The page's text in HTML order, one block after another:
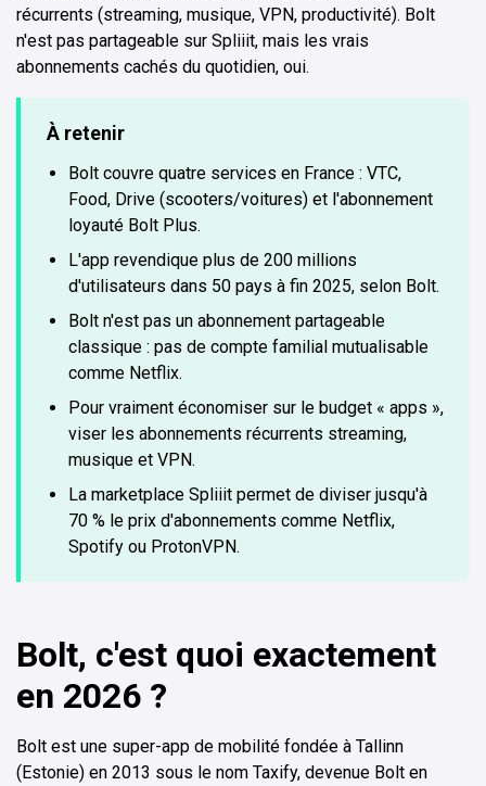
récurrents (streaming, musique, VPN, productivité). Bolt
n'est pas partageable sur Spliiit, mais les vrais
abonnements cachés du quotidien, oui.
À retenir
Bolt couvre quatre services en France : VTC,
Food, Drive (scooters/voitures) et l'abonnement
loyauté Bolt Plus.
L'app revendique plus de 200 millions
d'utilisateurs dans 50 pays à fin 2025, selon Bolt.
Bolt n'est pas un abonnement partageable
classique : pas de compte familial mutualisable
comme Netflix.
Pour vraiment économiser sur le budget « apps »,
viser les abonnements récurrents streaming,
musique et VPN.
La marketplace Spliiit permet de diviser jusqu'à
70 % le prix d'abonnements comme Netflix,
Spotify ou ProtonVPN.
Bolt, c'est quoi exactement
en 2026 ?
Bolt est une super-app de mobilité fondée à Tallinn
(Estonie) en 2013 sous le nom Taxify, devenue Bolt en